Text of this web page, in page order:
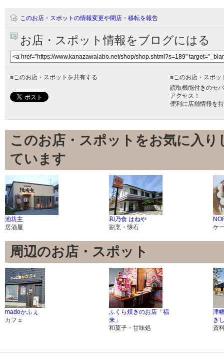
このお店・スポットの情報変更や閉店・移転を報告
お店・スポット情報をブログにはる
■このお店・スポットを共有する ■このお店・スポッ
読取機能付きのモ
アクセス！
便利に店舗情報を
このお店・スポットをお気に入
ています
池坊主
居酒屋
和乃食 はねや
割烹・懐石
ケ
周辺のお店・スポット
madoかふぇ
カフェ
ふくら焼きのお店「福
来」
和菓子・甘味処
津
き
資